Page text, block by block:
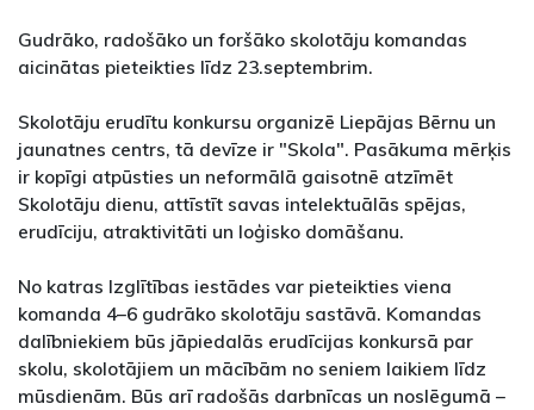
Gudrāko, radošāko un foršāko skolotāju komandas
aicinātas pieteikties līdz 23.septembrim.
Skolotāju erudītu konkursu organizē Liepājas Bērnu un
jaunatnes centrs, tā devīze ir "Skola". Pasākuma mērķis
ir kopīgi atpūsties un neformālā gaisotnē atzīmēt
Skolotāju dienu, attīstīt savas intelektuālās spējas,
erudīciju, atraktivitāti un loģisko domāšanu.
No katras Izglītības iestādes var pieteikties viena
komanda 4–6 gudrāko skolotāju sastāvā. Komandas
dalībniekiem būs jāpiedalās erudīcijas konkursā par
skolu, skolotājiem un mācībām no seniem laikiem līdz
mūsdienām. Būs arī radošās darbnīcas un noslēgumā –